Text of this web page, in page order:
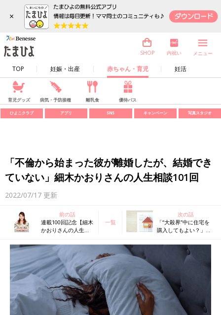
×
TOP 妊娠・出産 赤ちゃん・育児 妊活
SHOP 内祝い メニュー
育児グッズ 病気・予防接種 離乳食 優待パス
ひよこクラブ アプリ SNS キャンペーン 写真スタジオ
「不倫から始まった彼が離婚したが、結婚でき
ていない」細木かおりさんの人生相談101回
2022/07/17 更新
前の話
連載100回記念【細木
かおりさんの人生相
夫婦関係…人気の人
生相談をもう一度！
一覧
次の話
「“大殺界”中に住宅を
購入してもよい？」細
談102回